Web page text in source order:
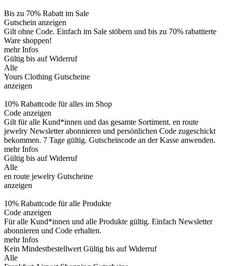
Bis zu 70% Rabatt im Sale
Gutschein anzeigen
Gilt ohne Code. Einfach im Sale stöbern und bis zu 70% rabattierte
Ware shoppen!
mehr Infos
Gültig bis auf Widerruf
Alle
Yours Clothing Gutscheine
anzeigen
10% Rabattcode für alles im Shop
Code anzeigen
Gilt für alle Kund*innen und das gesamte Sortiment. en route
jewelry Newsletter abonnieren und persönlichen Code zugeschickt
bekommen. 7 Tage gültig. Gutscheincode an der Kasse anwenden.
mehr Infos
Gültig bis auf Widerruf
Alle
en route jewelry Gutscheine
anzeigen
10% Rabattcode für alle Produkte
Code anzeigen
Für alle Kund*innen und alle Produkte gültig. Einfach Newsletter
abonnieren und Code erhalten.
mehr Infos
Kein Mindestbestellwert Gültig bis auf Widerruf
Alle